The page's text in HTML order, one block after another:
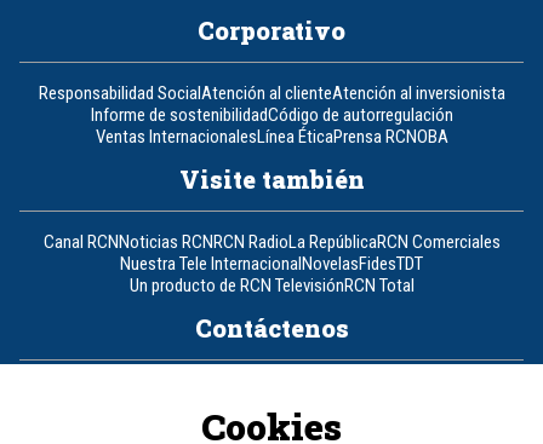
Corporativo
Responsabilidad SocialAtención al clienteAtención al inversionista
Informe de sostenibilidadCódigo de autorregulación
Ventas InternacionalesLínea ÉticaPrensa RCNOBA
Visite también
Canal RCNNoticias RCNRCN RadioLa RepúblicaRCN Comerciales
Nuestra Tele InternacionalNovelasFidesTDT
Un producto de RCN TelevisiónRCN Total
Contáctenos
Cookies